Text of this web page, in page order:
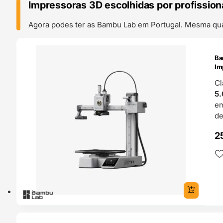
Impressoras 3D escolhidas por
Agora podes ter as Bambu Lab em Portugal. Mesma